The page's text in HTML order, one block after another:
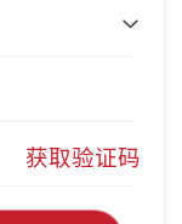
获取验证码